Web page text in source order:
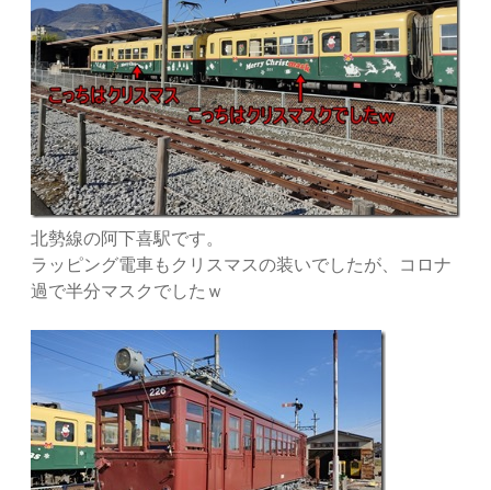
北勢線の阿下喜駅です。
ラッピング電車もクリスマスの装いでしたが、コロナ
過で半分マスクでしたｗ